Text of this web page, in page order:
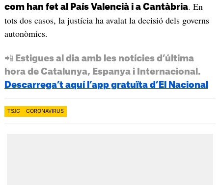
com han fet al País Valencià i a Cantàbria. En
tots dos casos, la justícia ha avalat la decisió dels governs
autonòmics.
📲 Estigues al dia amb les notícies d’última
hora de Catalunya, Espanya i Internacional.
Descarrega’t aquí l’app gratuïta d’El Nacional
TSJC CORONAVIRUS